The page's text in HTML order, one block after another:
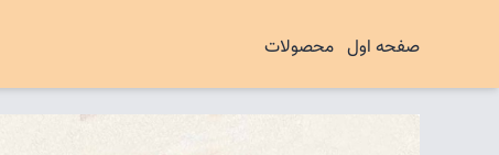
صفحه اول محصولات